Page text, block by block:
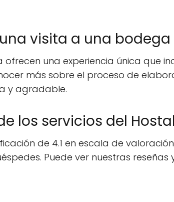
visita a una bodega
una experiencia única que
más sobre el proceso de
y agradable.
los servicios del
de 4.1 en escala de
Puede ver nuestras